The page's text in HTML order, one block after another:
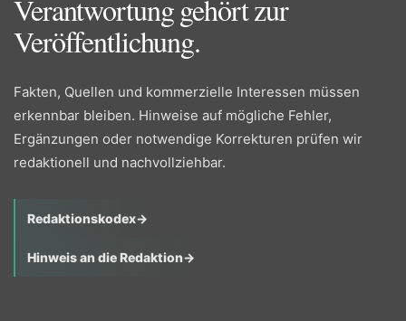
Verantwortung gehört zur
Veröffentlichung.
Fakten, Quellen und kommerzielle Interessen müssen
erkennbar bleiben. Hinweise auf mögliche Fehler,
Ergänzungen oder notwendige Korrekturen prüfen wir
redaktionell und nachvollziehbar.
Redaktionskodex→
Hinweis an die Redaktion→